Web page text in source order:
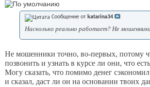
Сообщение от katarina34
Насколько реально работает? Не
Не мошенники точно, во-первых, потому
позвонить и узнать в курсе ли они, что
Могу сказать, что помимо денег
и сказал, даст ли он на основании твоих